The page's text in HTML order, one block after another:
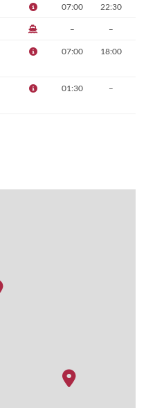
07:00 22:30
– –
07:00 18:00
01:30 –